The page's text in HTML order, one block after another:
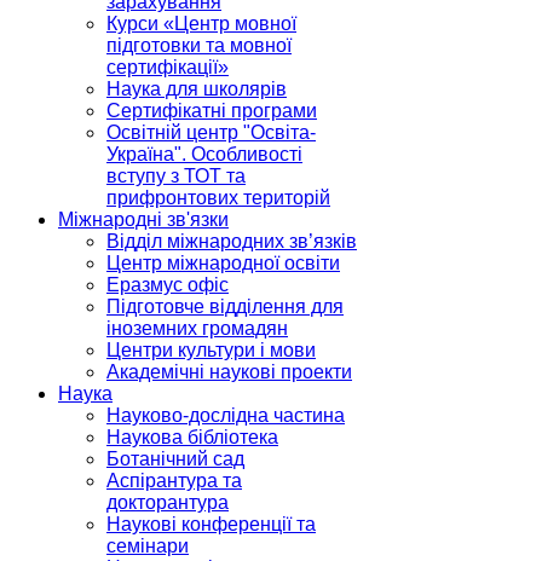
Курси «Центр мовної
підготовки та мовної
сертифікації»
Наука для школярів
Сертифікатні програми
Освітній центр "Освіта-
Україна". Особливості
вступу з ТОТ та
прифронтових територій
Міжнародні зв'язки
Відділ міжнародних зв’язків
Центр міжнародної освіти
Еразмус офіс
Підготовче відділення для
іноземних громадян
Центри культури і мови
Академічні наукові проекти
Наука
Науково-дослідна частина
Наукова бібліотека
Ботанічний сад
Аспірантура та
докторантура
Наукові конференції та
семінари